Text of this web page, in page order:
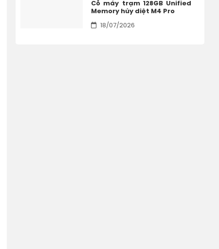
Cỗ máy trạm 128GB Unified
Memory hủy diệt M4 Pro
18/07/2026